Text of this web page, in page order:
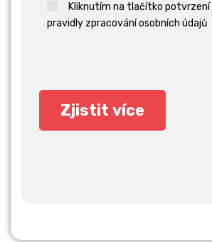
Kliknutím na tlačítko potvrzení
pravidly zpracování osobních údajů